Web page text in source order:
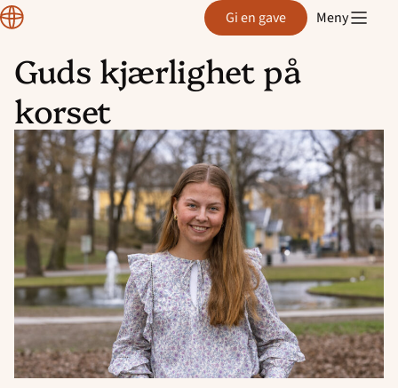
Hopp
til
innhold
Normisjon Gi en gave Meny
Guds kjærlighet på
korset